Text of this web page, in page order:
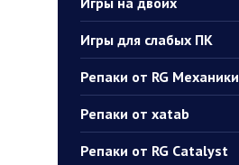
Игры для слабых ПК
Репаки от RG Механики
Репаки от xatab
Репаки от RG Catalyst